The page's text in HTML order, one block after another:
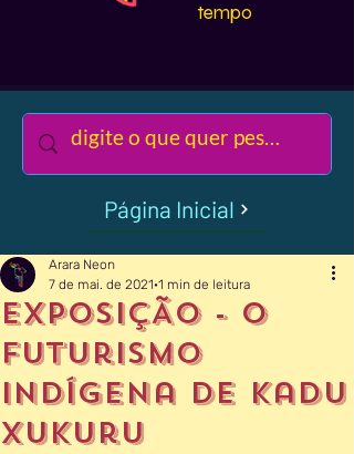
tempo
Página Inicial
EXPOSIÇÃO - o
futurismo
indígena de kadu
xukuru
Arara Neon
7 de mai. de 2021 1 min de leitura